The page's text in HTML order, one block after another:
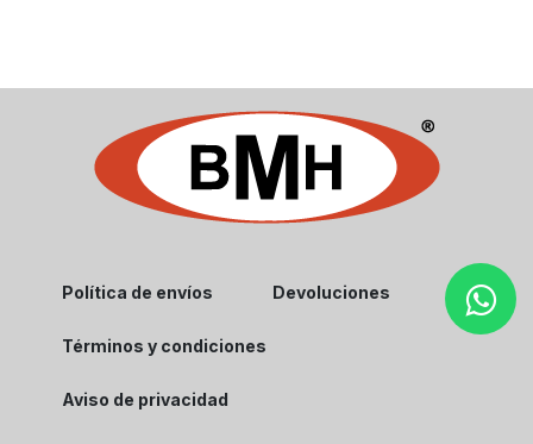
Política de envíos Devoluciones
Términos y condiciones
Aviso de privacidad